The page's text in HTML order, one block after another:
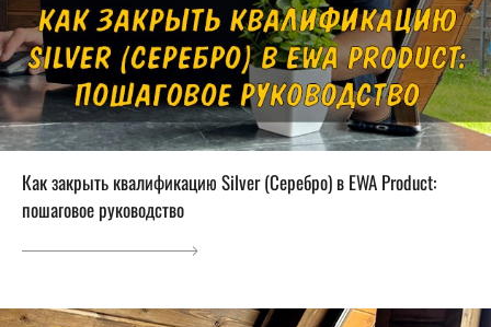
Как закрыть квалификацию Silver (Серебро) в EWA Product:
пошаговое руководство